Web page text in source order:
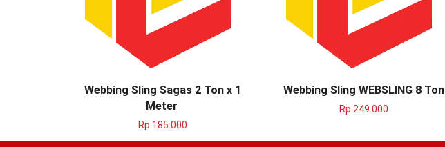
Webbing Sling Sagas 2 Ton x 1
Meter
Rp 185.000
Webbing Sling WEBSLING 8 Ton
Rp 249.000